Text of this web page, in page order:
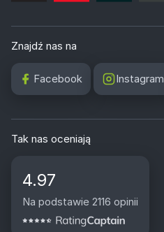
Znajdź nas na
Facebook Instagram
Tak nas oceniają
4.97
Na podstawie 2116 opinii